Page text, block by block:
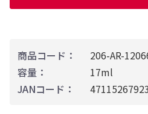
商品コード：
206-AR-
容量：
17ml
JANコード：